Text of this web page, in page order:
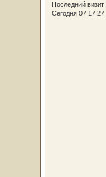
Последний визит:
Сегодня 07:17:27